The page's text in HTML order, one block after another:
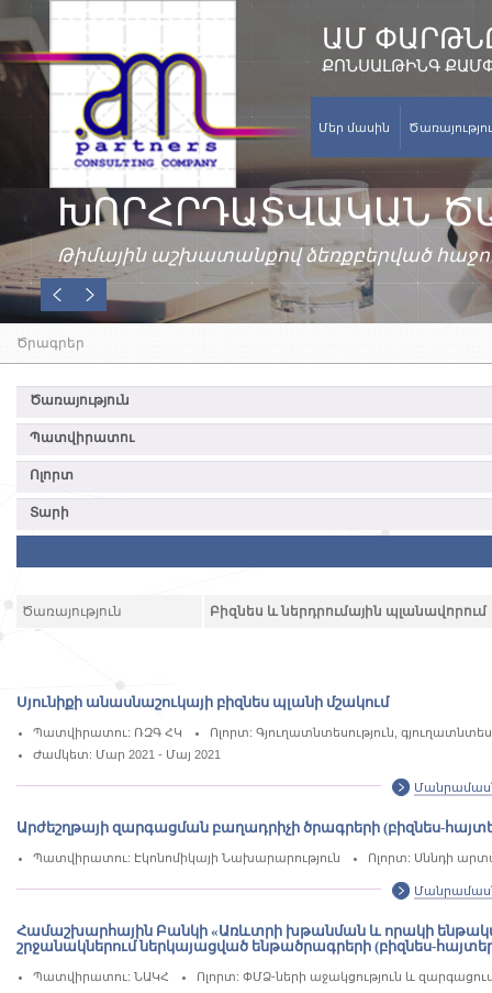
ԽՈՐՀՐԴԱՏՎԱԿԱՆ
Թիմային աշխատանքով ձեռքբերված
ԱՄ
ՔՈՆՍԱԼԹԻՆԳ
Մեր մասին
Ծրագրեր
Ծառայություն Բիզնես և ներդրումային պլանավորում
Սյունիքի անասնաշուկայի բիզնես պլանի մշակում
Պատվիրատու: ՌԶԳ ՀԿ
Ոլորտ: Գյուղատնտեսություն,
Ժամկետ: Մար 2021 - Մայ 2021
Արժեշղթայի զարգացման բաղադրիչի ծրագրերի (բիզնես-
Պատվիրատու: Էկոնոմիկայի Նախարարություն Ոլորտ: Սննդի
Համաշխարհային Բանկի «Առևտրի խթանման և որակի
շրջանակներում ներկայացված ենթածրագրերի (բիզնես-
Պատվիրատու: ՆԱԿՀ Ոլորտ: ՓՄՁ-ների աջակցություն և